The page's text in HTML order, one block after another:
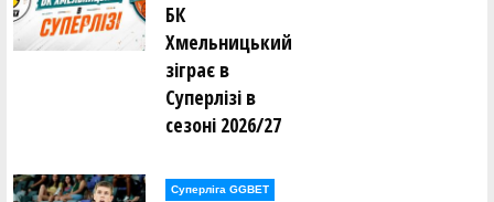
БК
Хмельницький
зіграє в
Суперлізі в
сезоні 2026/27
Суперліга GGBET